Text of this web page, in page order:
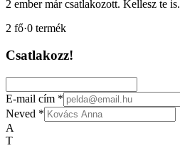
2 ember már csatlakozott. Kellesz te is.
2 fő·0 termék
Csatlakozz!
E-mail cím *
Neved *
A
T